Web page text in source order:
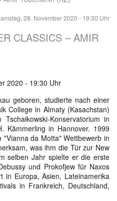
28. November 2020 - 19:30 Uhr
CLASSICS – AMIR
2020 - 19:30 Uhr
geboren, studierte nach einer
College in Almaty (Kasachstan)
Konservatorium in
Kämmerling in Hannover. 1999
da Motta" Wettbewerb in
was ihm die Tür zur New
selben Jahr spielte er die erste
und Prokofjew für Naxos
in Europa, Asien, Lateinamerika
in Frankreich, Deutschland,